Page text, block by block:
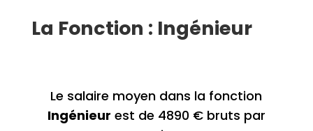
La Fonction : Ingénieur
Le salaire moyen dans la fonction
Ingénieur est de 4890 € bruts par